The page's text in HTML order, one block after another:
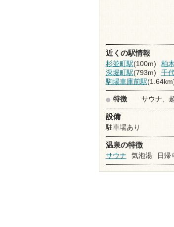
近くの駅情報
杉並町駅(100m) 柏
深堀町駅(793m) 千
駒場車庫前駅
特徴 サウナ、
設備
駐車場あり
温泉の特徴
サウナ
気泡湯 日帰